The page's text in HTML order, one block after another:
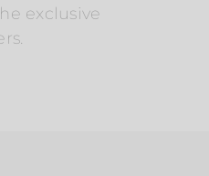
exclusive